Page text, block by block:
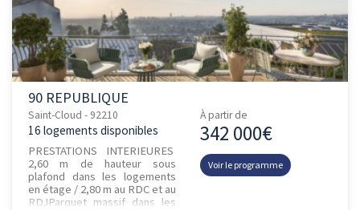
90 REPUBLIQUE
Saint-Cloud - 92210
16 logements disponibles
PRESTATIONS INTERIEURES
2,60 m de hauteur sous
plafond dans les logements
en étage / 2,80 m au RDC et au
RDJParquet massif dans les
À partir de
342 000€
Voir le programme